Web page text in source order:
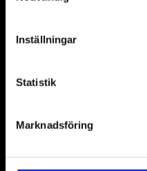
Inställningar
Statistik
Marknadsföring
& däckmaskiner och
gärna om vad som helst